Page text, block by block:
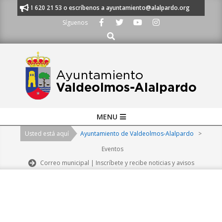
al 91 620 21 53 o escríbenos a ayuntamiento@alalpardo.org
Síguenos
Buscar
Navigation
MENU
Usted está aquí Ayuntamiento de Valdeolmos-Alalpardo
>
Eventos
Correo municipal | Inscríbete y recibe noticias y avisos